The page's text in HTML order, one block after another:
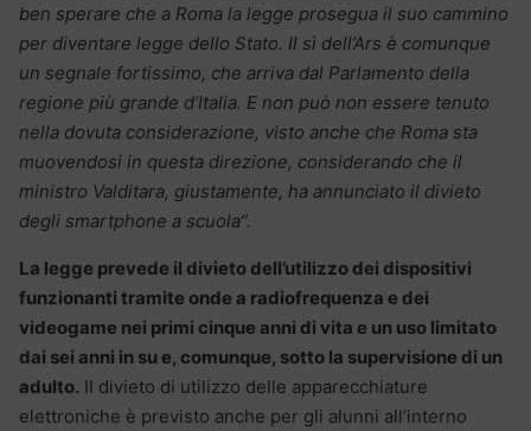
ben sperare che a Roma la legge prosegua il suo cammino
per diventare legge dello Stato. Il sì dell’Ars è comunque
un segnale fortissimo, che arriva dal Parlamento della
regione più grande d’Italia. E non può non essere tenuto
nella dovuta considerazione, visto anche che Roma sta
muovendosi in questa direzione, considerando che il
ministro Valditara, giustamente, ha annunciato il divieto
degli smartphone a scuola”.
La legge prevede il divieto dell’utilizzo dei dispositivi
funzionanti tramite onde a radiofrequenza e dei
videogame nei primi cinque anni di vita e un uso limitato
dai sei anni in su e, comunque, sotto la supervisione di un
adulto. Il divieto di utilizzo delle apparecchiature
elettroniche è previsto anche per gli alunni all’interno